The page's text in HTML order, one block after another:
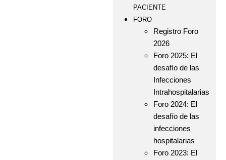
PACIENTE
FORO
Registro Foro
2026
Foro 2025: El
desafío de las
Infecciones
Intrahospitalarias
Foro 2024: El
desafío de las
infecciones
hospitalarias
Foro 2023: El